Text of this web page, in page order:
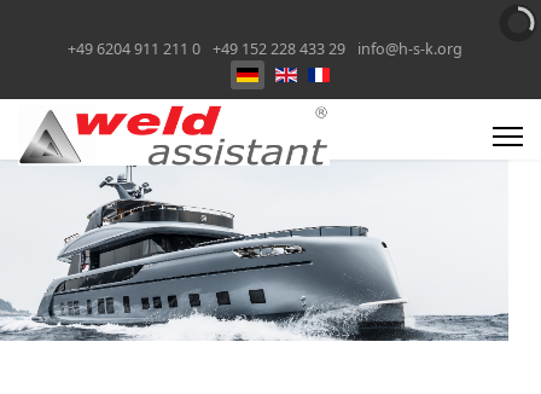
+49 6204 911 211 0 +49 152 228 433 29 info@h-s-k.org
Select your language